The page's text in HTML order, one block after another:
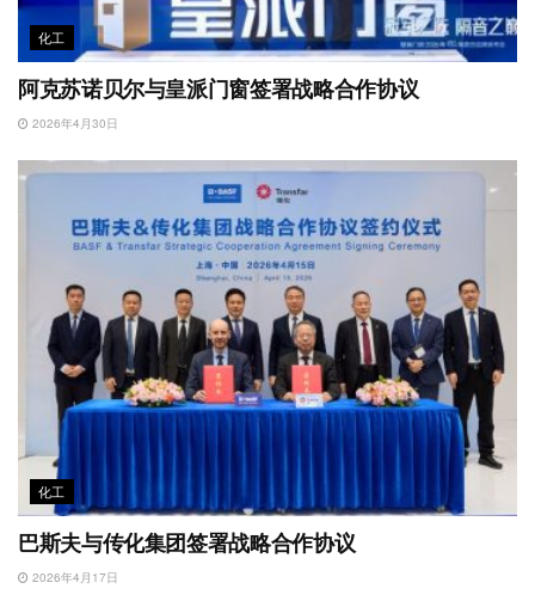
化工
阿克苏诺贝尔与皇派门窗签署战略合作协议
2026年4月30日
化工
巴斯夫与传化集团签署战略合作协议
2026年4月17日